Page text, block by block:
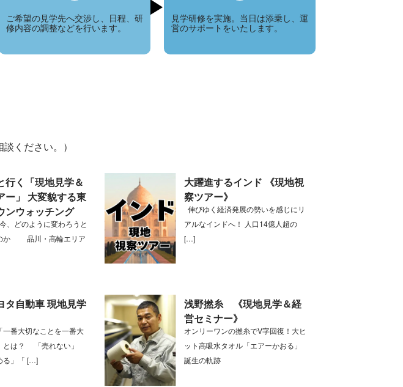
ご希望の見学先へ交渉し、日程、研
修内容の調整などを行います。
見学研修を実施。当日は添乗し、運
営のサポートをいたします。
ください。）
行く「現地見学＆
ー」 大変貌する東
ンウォッチング
どのように変わろうと
か 品川・高輪エリア
大躍進するインド 《現地視
察ツアー》
伸びゆく経済発展の勢いを感じにリ
アルなインドへ！ 人口14億人超の
[…]
タ自動車 現地見学
一番大切なことを一番大
とは？ 「売れない」
る」「 […]
浅野撚糸 《現地見学＆経
営セミナー》
オンリーワンの撚糸でV字回復！大ヒ
ット高吸水タオル「エアーかおる」
誕生の軌跡